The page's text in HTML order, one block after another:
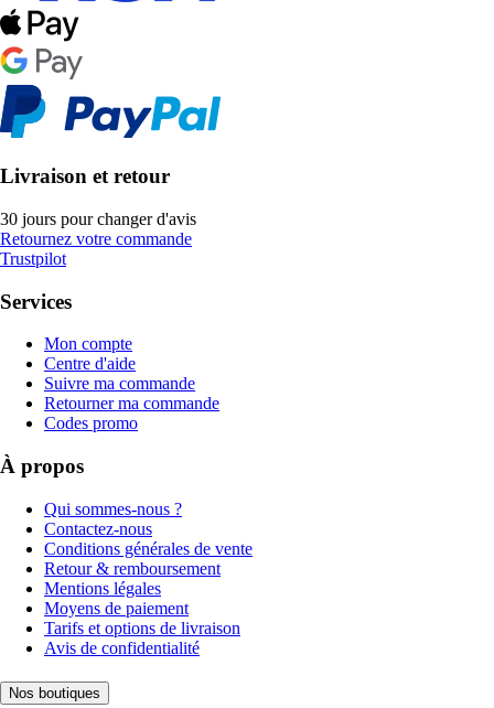
Livraison et retour
30 jours pour changer d'avis
Retournez votre commande
Trustpilot
Services
Mon compte
Centre d'aide
Suivre ma commande
Retourner ma commande
Codes promo
À propos
Qui sommes-nous ?
Contactez-nous
Conditions générales de vente
Retour & remboursement
Mentions légales
Moyens de paiement
Tarifs et options de livraison
Avis de confidentialité
Nos boutiques